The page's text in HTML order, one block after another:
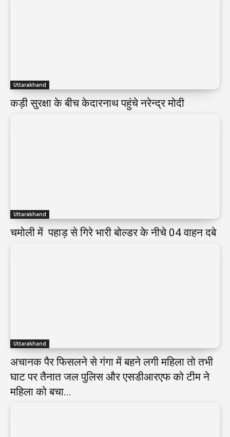
Uttarakhand
कड़ी सुरक्षा के बीच केदारनाथ पहुंचे नरेन्द्र मोदी
Uttarakhand
चमोली में पहाड़ से गिरे भारी बोल्डर के नीचे 04 वाहन दबे
Uttarakhand
अचानक पैर फिसलने से गंगा में बहने लगी महिला तो तभी
घाट पर तैनात जल पुलिस और एसडीआरएफ को टीम ने
महिला को बचा...